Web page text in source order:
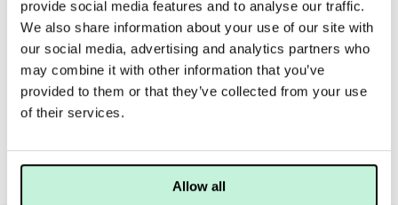
provide social media features and to analyse our traffic.
We also share information about your use of our site with
our social media, advertising and analytics partners who
may combine it with other information that you’ve
provided to them or that they’ve collected from your use
of their services.
Allow all
Denna concealer är perfekt för den som vill jobba på
spänsten kring ögonen och även få täckningen som
makeup ger, då den innehåller inkapslad retinol.
Utförsäljning